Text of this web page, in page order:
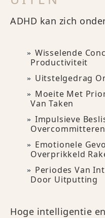
ADHD kan zich
Wisselende
Productiviteit
Uitstelgedrag
Moeite Met
Van Taken
Impulsieve
Overcommitteren
Emotionele
Overprikkeld
Periodes Van
Door Uitputting
Hoge intelligentie